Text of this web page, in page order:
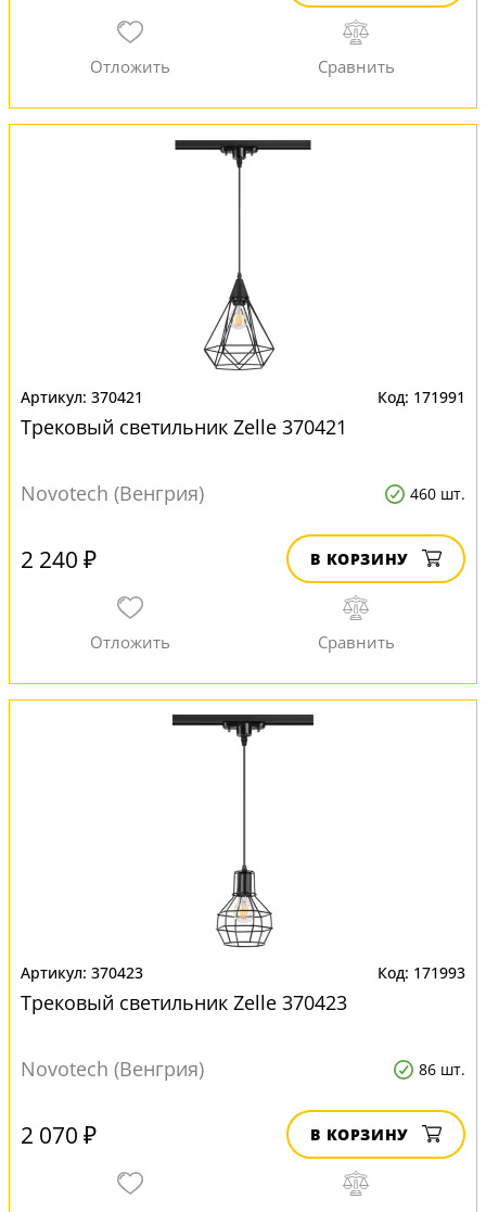
370421 171991
Трековый светильник Zelle 370421
Novotech (Венгрия) 460 шт.
2 240 ₽ В КОРЗИНУ
370423 171993
Трековый светильник Zelle 370423
Novotech (Венгрия) 86 шт.
2 070 ₽ В КОРЗИНУ